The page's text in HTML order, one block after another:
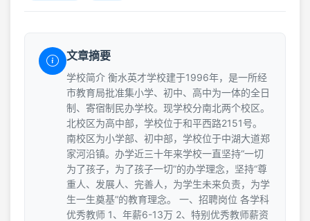
文章摘要
学校简介 衡水英才学校建于1996年，是一所经
市教育局批准集小学、初中、高中为一体的全日
制、寄宿制民办学校。现学校分南北两个校区。
北校区为高中部，学校位于和平西路2151号。
南校区为小学部、初中部，学校位于中湖大道郑
家河沿镇。办学近三十年来学校一直坚持“一切
为了孩子，为了孩子一切”的办学理念，坚持“尊
重人、发展人、完善人，为学生未来负责，为学
生一生奠基”的教育理念。 一、招聘岗位 各学科
优秀教师 1、年薪6-13万 2、特别优秀教师薪资